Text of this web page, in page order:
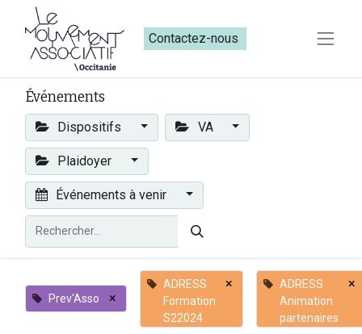
Contactez-nous​​
Événements
Dispositifs VA
Plaidoyer
Événements à venir
Prev'Asso ×
ADRESS
Formation
S22024
×
ADRESS
Animation
partenaires
×